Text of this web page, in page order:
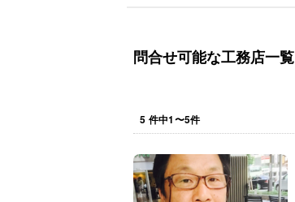
問合せ可能な工務店一覧
5 件中1〜5件